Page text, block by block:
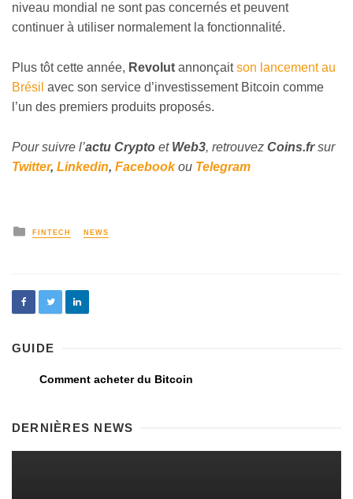
niveau mondial ne sont pas concernés et peuvent
continuer à utiliser normalement la fonctionnalité.
Plus tôt cette année, Revolut annonçaitson lancement au
Brésil avec son service d’investissement Bitcoin comme
l’un des premiers produits proposés.
Pour suivre l’actu Crypto et Web3, retrouvez Coins.frsur
Twitter, Linkedin, Facebookou Telegram
FINTECH NEWS
GUIDE
Comment acheter du Bitcoin
DERNIÈRES NEWS